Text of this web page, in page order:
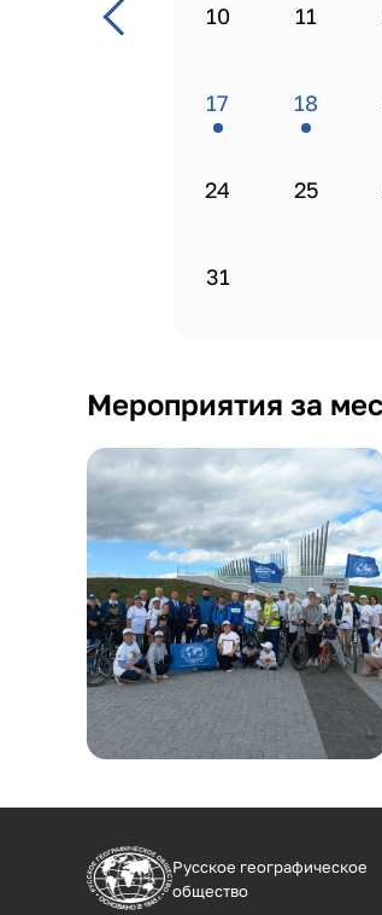
10 11
17 18
24 25
31
Мероприятия за
Русское географическое
общество